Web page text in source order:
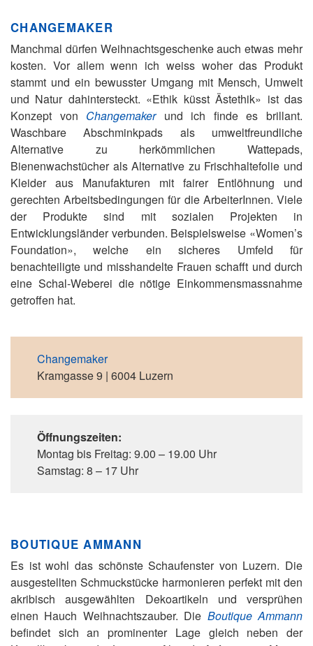
CHANGEMAKER
Manchmal dürfen Weihnachtsgeschenke auch etwas mehr
kosten. Vor allem wenn ich weiss woher das Produkt
stammt und ein bewusster Umgang mit Mensch, Umwelt
und Natur dahintersteckt. «Ethik küsst Ästethik» ist das
Konzept von Changemakerund ich finde es brillant.
Waschbare Abschminkpads als umweltfreundliche
Alternative zu herkömmlichen Wattepads,
Bienenwachstücher als Alternative zu Frischhaltefolie und
Kleider aus Manufakturen mit fairer Entlöhnung und
gerechten Arbeitsbedingungen für die ArbeiterInnen. Viele
der Produkte sind mit sozialen Projekten in
Entwicklungsländer verbunden. Beispielsweise «Women’s
Foundation», welche ein sicheres Umfeld für
benachteiligte und misshandelte Frauen schafft und durch
eine Schal-Weberei die nötige Einkommensmassnahme
getroffen hat.
Changemaker
Kramgasse 9 | 6004 Luzern
Öffnungszeiten:
Montag bis Freitag: 9.00 – 19.00 Uhr
Samstag: 8 – 17 Uhr
BOUTIQUE AMMANN
Es ist wohl das schönste Schaufenster von Luzern. Die
ausgestellten Schmuckstücke harmonieren perfekt mit den
akribisch ausgewählten Dekoartikeln und versprühen
einen Hauch Weihnachtszauber. Die Boutique Ammann
befindet sich an prominenter Lage gleich neben der